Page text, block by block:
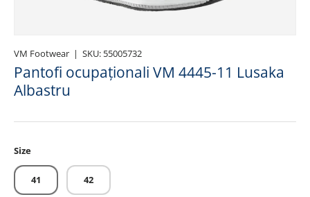
VM Footwear | SKU: 55005732
Pantofi ocupaționali VM 4445-11 Lusaka
Albastru
Size
41 42